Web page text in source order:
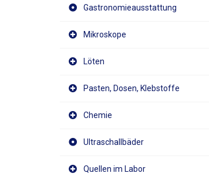
Gastronomieausstattung
Mikroskope
Löten
Pasten, Dosen, Klebstoffe
Chemie
Ultraschallbäder
Quellen im Labor